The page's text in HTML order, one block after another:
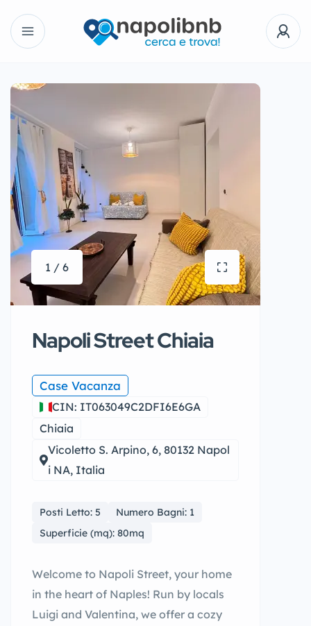
1 / 6
Napoli Street Chiaia
Case Vacanza
CIN: IT063049C2DFI6E6GA
Chiaia
Vicoletto S. Arpino, 6, 80132 Napol
i NA, Italia
Posti Letto: 5
Numero Bagni: 1
Superficie (mq): 80mq
Welcome to Napoli Street, your home
in the heart of Naples! Run by locals
Luigi and Valentina, we offer a cozy